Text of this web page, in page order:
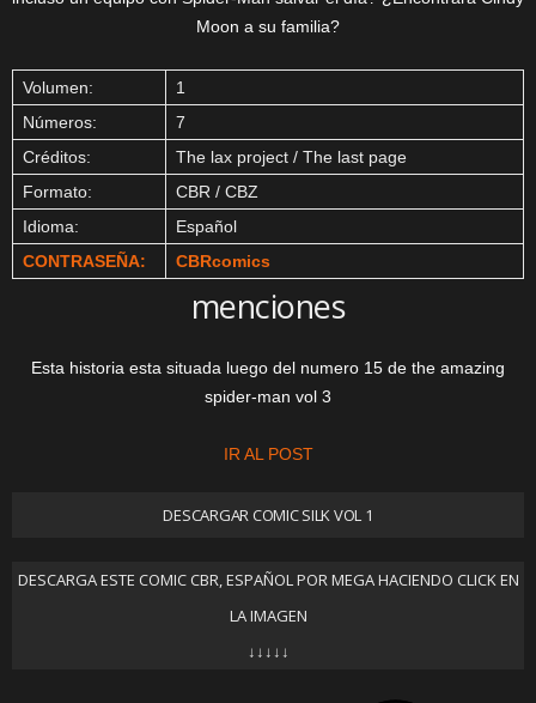
Moon a su familia?
Volumen:
1
Números:
7
Créditos:
The lax project / The last page
Formato:
CBR / CBZ
Idioma:
Español
CONTRASEÑA:
CBRcomics
menciones
Esta historia esta situada luego del numero 15 de the amazing
spider-man vol 3
IR AL POST
DESCARGAR COMIC SILK VOL 1
DESCARGA ESTE COMIC CBR, ESPAÑOL POR MEGA HACIENDO CLICK EN
LA IMAGEN
↓↓↓↓↓